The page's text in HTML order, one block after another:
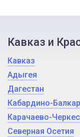
Кавказ и
Кавказ
Адыгея
Дагестан
Кабардино-
Карачаево-
Северная Осетия